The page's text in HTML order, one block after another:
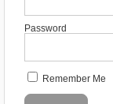
Password
Remember Me